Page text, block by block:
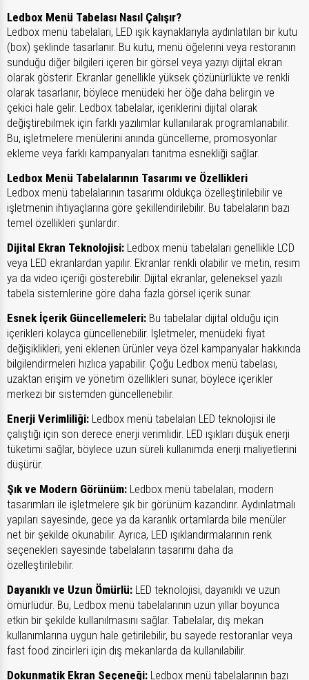
Ledbox Menü Tabelası Nasıl Çalışır?
Ledbox menü tabelaları, LED ışık kaynaklarıyla aydınlatılan bir kutu
(box) şeklinde tasarlanır. Bu kutu, menü öğelerini veya restoranın
sunduğu diğer bilgileri içeren bir görsel veya yazıyı dijital ekran
olarak gösterir. Ekranlar genellikle yüksek çözünürlükte ve renkli
olarak tasarlanır, böylece menüdeki her öğe daha belirgin ve
çekici hale gelir. Ledbox tabelalar, içeriklerini dijital olarak
değiştirebilmek için farklı yazılımlar kullanılarak programlanabilir.
Bu, işletmelere menülerini anında güncelleme, promosyonlar
ekleme veya farklı kampanyaları tanıtma esnekliği sağlar.
Ledbox Menü Tabelalarının Tasarımı ve Özellikleri
Ledbox menü tabelalarının tasarımı oldukça özelleştirilebilir ve
işletmenin ihtiyaçlarına göre şekillendirilebilir. Bu tabelaların bazı
temel özellikleri şunlardır:
Dijital Ekran Teknolojisi: Ledbox menü tabelaları genellikle LCD
veya LED ekranlardan yapılır. Ekranlar renkli olabilir ve metin, resim
ya da video içeriği gösterebilir. Dijital ekranlar, geleneksel yazılı
tabela sistemlerine göre daha fazla görsel içerik sunar.
Esnek İçerik Güncellemeleri: Bu tabelalar dijital olduğu için
içerikleri kolayca güncellenebilir. İşletmeler, menüdeki fiyat
değişiklikleri, yeni eklenen ürünler veya özel kampanyalar hakkında
bilgilendirmeleri hızlıca yapabilir. Çoğu Ledbox menü tabelası,
uzaktan erişim ve yönetim özellikleri sunar, böylece içerikler
merkezi bir sistemden güncellenebilir.
Enerji Verimliliği: Ledbox menü tabelaları LED teknolojisi ile
çalıştığı için son derece enerji verimlidir. LED ışıkları düşük enerji
tüketimi sağlar, böylece uzun süreli kullanımda enerji maliyetlerini
düşürür.
Şık ve Modern Görünüm: Ledbox menü tabelaları, modern
tasarımları ile işletmelere şık bir görünüm kazandırır. Aydınlatmalı
yapıları sayesinde, gece ya da karanlık ortamlarda bile menüler
net bir şekilde okunabilir. Ayrıca, LED ışıklandırmalarının renk
seçenekleri sayesinde tabelaların tasarımı daha da
özelleştirilebilir.
Dayanıklı ve Uzun Ömürlü: LED teknolojisi, dayanıklı ve uzun
ömürlüdür. Bu, Ledbox menü tabelalarının uzun yıllar boyunca
etkin bir şekilde kullanılmasını sağlar. Tabelalar, dış mekan
kullanımlarına uygun hale getirilebilir, bu sayede restoranlar veya
fast food zincirleri için dış mekanlarda da kullanılabilir.
Dokunmatik Ekran Seçeneği: Ledbox menü tabelalarının bazı